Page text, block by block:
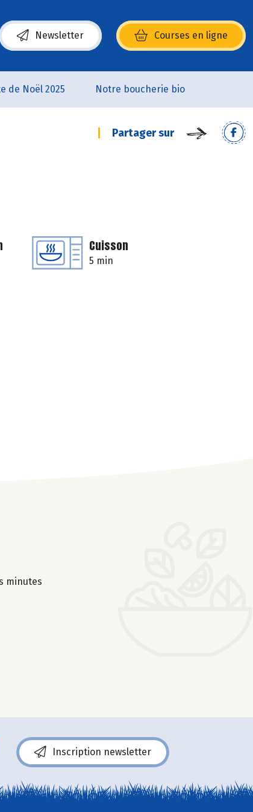
Newsletter Courses en ligne
dans une nouvelle fenêtre)
de Noël 2025 Notre boucherie bio
Partager sur
Cuisson
5 min
minutes
Inscription newsletter